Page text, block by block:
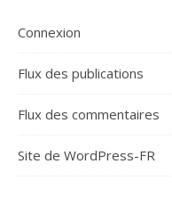
Connexion
Flux des publications
Flux des commentaires
Site de WordPress-FR